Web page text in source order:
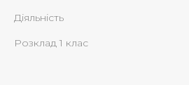
Діяльність
Розклад 1 клас